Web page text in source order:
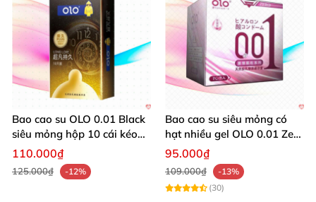
Bao cao su OLO 0.01 Black
siêu mỏng hộp 10 cái kéo
dài thời gian quan hệ
110.000₫
125.000₫ -12%
Bao cao su siêu mỏng có
hạt nhiều gel OLO 0.01 Zero
Hồng
95.000₫
109.000₫
-13%
(30)